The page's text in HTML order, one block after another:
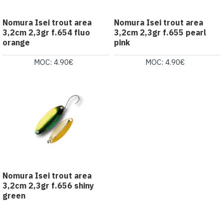
Nomura Isei trout area
3,2cm 2,3gr f.654 fluo
orange
MOC: 4.90€
Nomura Isei trout area
3,2cm 2,3gr f.655 pearl
pink
MOC: 4.90€
Nomura Isei trout area
3,2cm 2,3gr f.656 shiny
green